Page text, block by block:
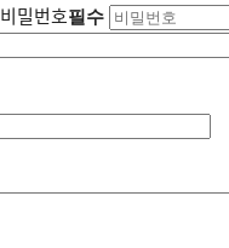
비밀번호필수